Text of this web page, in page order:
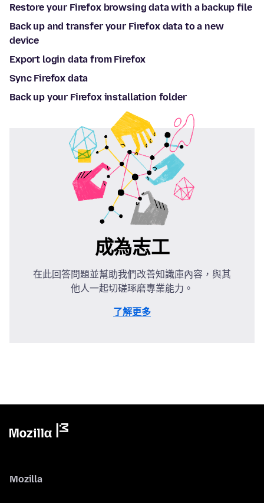
Restore your Firefox browsing data with a backup file
Back up and transfer your Firefox data to a new
device
Export login data from Firefox
Sync Firefox data
Back up your Firefox installation folder
成為志工
在此回答問題並幫助我們改善知識庫內容，與其
他人一起切磋琢磨專業能力。
了解更多
Mozilla